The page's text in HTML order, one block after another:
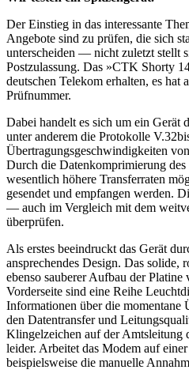
Der Einstieg in das interessante
Angebote sind zu prüfen, die sich
unterscheiden — nicht zuletzt stellt
Postzulassung. Das »CTK Shorty
deutschen Telekom erhalten, es hat
Prüfnummer.
Dabei handelt es sich um ein Gerät
unter anderem die Protokolle
Übertragungsgeschwindigkeiten
Durch die Datenkomprimierung
wesentlich höhere Transferraten
gesendet und empfangen werden.
— auch im Vergleich mit dem
überprüfen.
Als erstes beeindruckt das Gerät
ansprechendes Design. Das solide,
ebenso sauberer Aufbau der
Vorderseite sind eine Reihe
Informationen über die momentane
den Datentransfer und
Klingelzeichen auf der Amtsleitung
leider. Arbeitet das Modem auf
beispielsweise die manuelle